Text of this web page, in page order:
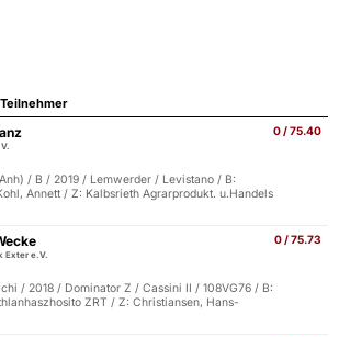
0 / 75.40
/ B / 2019 / Lemwerder / Levistano / B:
Annett / Z: Kalbsrieth Agrarprodukt. u.Handels
0 / 75.73
Exter e.V.
/ 2018 / Dominator Z / Cassini II / 108VG76 / B:
ZRT / Z: Christiansen, Hans-